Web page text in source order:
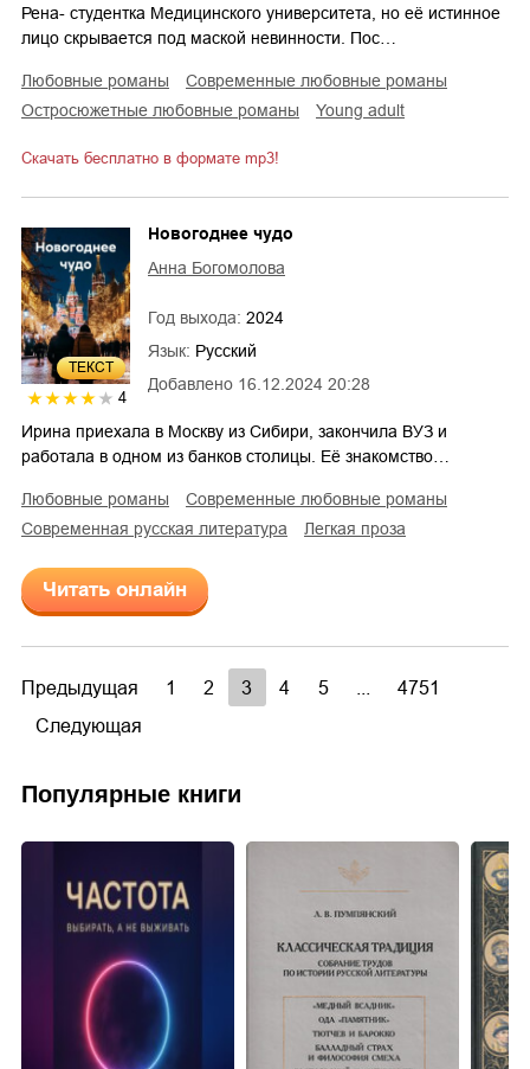
Рена- студентка Медицинского университета, но её истинное
лицо скрывается под маской невинности. Пос…
любовные романы
современные любовные романы
остросюжетные любовные романы
young adult
Скачать бесплатно в формате mp3!
ТЕКСТ
4
Добавлено 16.12.2024 20:28
Новогоднее чудо
Анна Богомолова
Год выхода: 2024
Язык: Русский
Ирина приехала в Москву из Сибири, закончила ВУЗ и
работала в одном из банков столицы. Её знакомство…
любовные романы
современные любовные романы
современная русская литература
легкая проза
Читать онлайн
Предыдущая 1 2 3 4 5
4751
Следующая
Популярные книги